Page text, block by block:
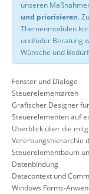
unseren
und priorisieren.
Themenmodulen
und/oder Beratung
Wünsche und
Fenster und Dialoge
Steuerelementarten
Grafischer Designer
Steuerelementen auf
Überblick über die
Vererbungshierarchie
Steuerelementbaum
Datenbindung
Datacontext und
Windows Forms-